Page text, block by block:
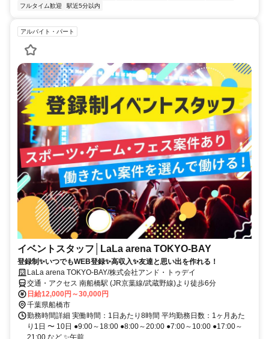
フルタイム歓迎
駅近5分以内
アルバイト・パート
イベントスタッフ│LaLa arena TOKYO-BAY
登録制✨いつでもWEB登録✨高収入✨友達と思い出を作れる！
LaLa arena TOKYO-BAY/株式会社アンド・トゥデイ
交通・アクセス 南船橋駅 (JR京葉線/武蔵野線)より徒歩6分
日給12,000円～30,000円
千葉県船橋市
勤務時間詳細 実働時間：1日あたり8時間 平均勤務日数：1ヶ月あた
り1日 〜 10日 ●9:00～18:00 ●8:00～20:00 ●7:00～10:00 ●17:00～
21:00 など ✨午前...